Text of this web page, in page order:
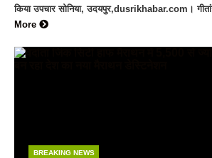
किया उपचार सोनिया, उदयपुर,dusrikhabar.com।
More
BREAKING NEWS